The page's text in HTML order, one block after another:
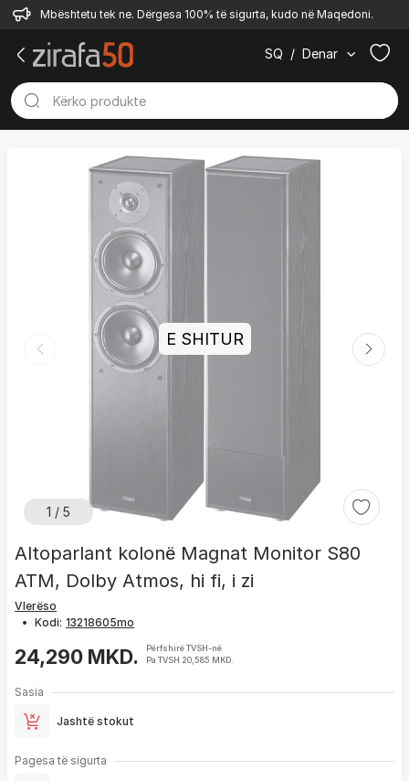
Mbështetu tek ne. Dërgesa 100% të sigurta, kudo në Maqedoni.
SQ / Denar
1 / 5
E SHITUR
Altoparlant kolonë Magnat Monitor S80
ATM, Dolby Atmos, hi fi, i zi
Vlerëso
• Kodi:
24,290 MKD.
Përfshirë TVSH-në
Pa TVSH 20,585 MKD.
Sasia
Jashtë stokut
Pagesa të sigurta